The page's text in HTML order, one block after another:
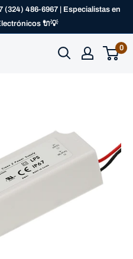
486-6967 | Especialistas en
🔌💡
0